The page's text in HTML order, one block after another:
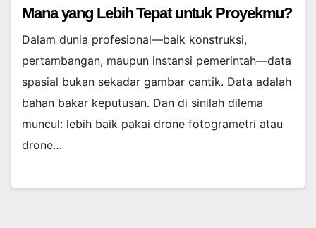
Mana yang Lebih Tepat untuk Proyekmu?
Dalam dunia profesional—baik konstruksi,
pertambangan, maupun instansi pemerintah—data
spasial bukan sekadar gambar cantik. Data adalah
bahan bakar keputusan. Dan di sinilah dilema
muncul: lebih baik pakai drone fotogrametri atau
drone…